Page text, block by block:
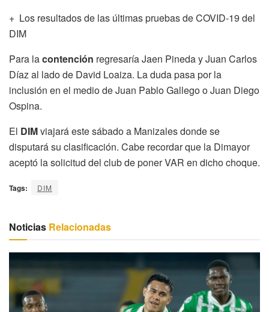
+ Los resultados de las últimas pruebas de COVID-19 del
DIM
Para lacontención regresaría Jaen Pineda y Juan Carlos
Díaz al lado de David Loaiza. La duda pasa por la
inclusión en el medio de Juan Pablo Gallego o Juan Diego
Ospina.
El DIMviajará este sábado a Manizales donde se
disputará su clasificación. Cabe recordar que la Dimayor
aceptó la solicitud del club de poner VAR en dicho choque.
Tags: DIM
Noticias Relacionadas